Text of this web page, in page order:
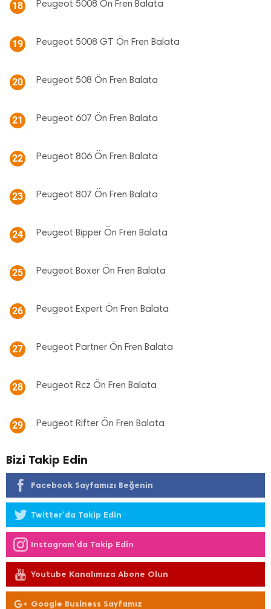
18 Peugeot 5008 Ön Fren Balata
19 Peugeot 5008 GT Ön Fren Balata
20 Peugeot 508 Ön Fren Balata
21 Peugeot 607 Ön Fren Balata
22 Peugeot 806 Ön Fren Balata
23 Peugeot 807 Ön Fren Balata
24 Peugeot Bipper Ön Fren Balata
25 Peugeot Boxer Ön Fren Balata
26 Peugeot Expert Ön Fren Balata
27 Peugeot Partner Ön Fren Balata
28 Peugeot Rcz Ön Fren Balata
29 Peugeot Rifter Ön Fren Balata
Bizi Takip Edin
Facebook Sayfamızı Beğenin
Twitter'da Takip Edin
Instagram'da Takip Edin
Youtube Kanalımıza Abone Olun
Google Business Sayfamız